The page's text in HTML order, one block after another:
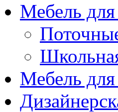
Мебель
Мебель